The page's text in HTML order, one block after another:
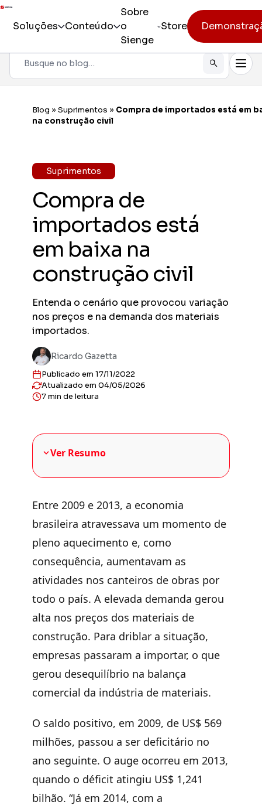
Soluções Conteúdo
Sobre
o
Sienge
Store
Todos os produtos
Incorporação
Obra
Pós-vendas
Pesquisar
Blog » Suprimentos » Compra de importados está em
na construção civil
Suprimentos
Compra de
importados está
em baixa na
construção civil
Entenda o cenário que provocou variação
nos preços e na demanda dos materiais
importados.
Ricardo Gazetta
Publicado em 17/11/2022
Atualizado em 04/05/2026
7 min de leitura
Ver Resumo
Entre 2009 e 2013, a economia
brasileira atravessava um momento de
pleno aquecimento e, como
consequência, aumentavam as
atividades nos canteiros de obras por
todo o país. A elevada demanda gerou
alta nos preços dos materiais de
construção. Para driblar a situação,
empresas passaram a importar, o que
gerou desequilíbrio na balança
comercial da indústria de materiais.
O saldo positivo, em 2009, de US$ 569
milhões, passou a ser deficitário no
ano seguinte. O auge ocorreu em 2013,
quando o déficit atingiu US$ 1,241
bilhão. “Já em 2014, com a